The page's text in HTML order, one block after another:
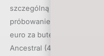
szczególną uwagę, gdyż
próbowanie trunków,
euro za butelkę. Koniakiem
Ancestral (40%) z notą